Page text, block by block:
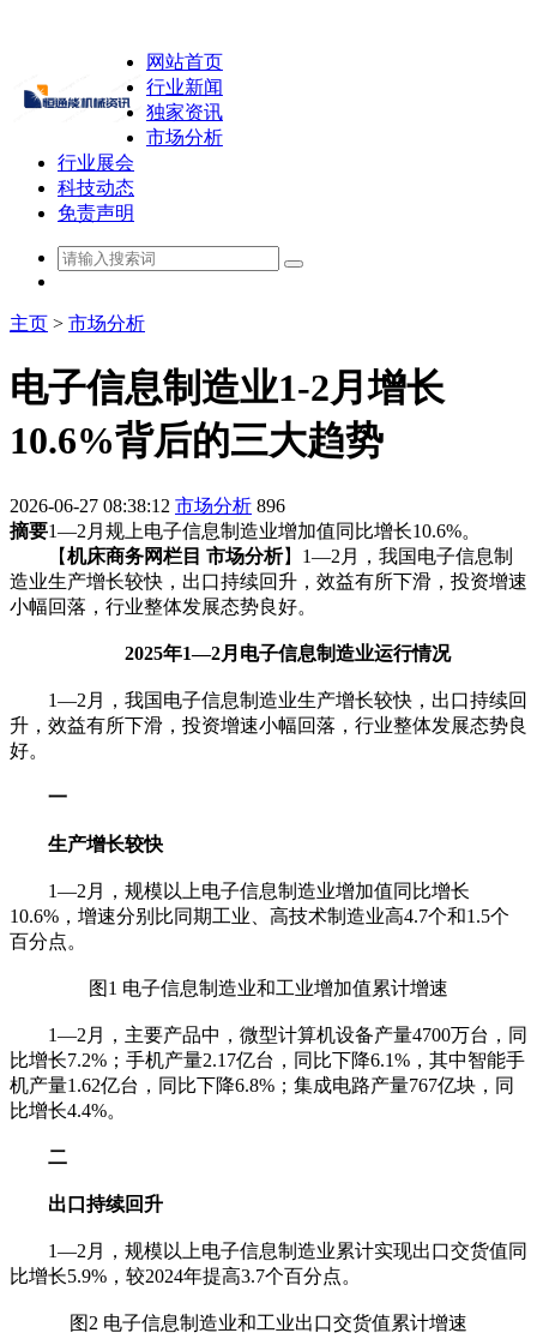
网站首页
行业新闻
独家资讯
市场分析
行业展会
科技动态
免责声明
主页 > 市场分析
电子信息制造业1-2月增长
10.6%背后的三大趋势
2026-06-27 08:38:12 市场分析 896
摘要1—2月规上电子信息制造业增加值同比增长10.6%。
【机床商务网栏目 市场分析】1—2月，我国电子信息制
造业生产增长较快，出口持续回升，效益有所下滑，投资增速
小幅回落，行业整体发展态势良好。
2025年1—2月电子信息制造业运行情况
1—2月，我国电子信息制造业生产增长较快，出口持续回
升，效益有所下滑，投资增速小幅回落，行业整体发展态势良
好。
一
生产增长较快
1—2月，规模以上电子信息制造业增加值同比增长
10.6%，增速分别比同期工业、高技术制造业高4.7个和1.5个
百分点。
图1 电子信息制造业和工业增加值累计增速
1—2月，主要产品中，微型计算机设备产量4700万台，同
比增长7.2%；手机产量2.17亿台，同比下降6.1%，其中智能手
机产量1.62亿台，同比下降6.8%；集成电路产量767亿块，同
比增长4.4%。
二
出口持续回升
1—2月，规模以上电子信息制造业累计实现出口交货值同
比增长5.9%，较2024年提高3.7个百分点。
图2 电子信息制造业和工业出口交货值累计增速